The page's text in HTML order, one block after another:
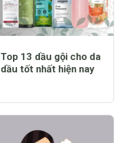
Top 13 dầu gội cho da
dầu tốt nhất hiện nay